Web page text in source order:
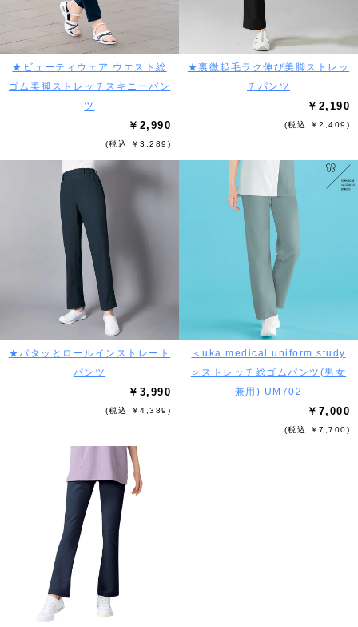
★ビューティウェア ウエスト総
ゴム美脚ストレッチスキニーパン
ツ
￥2,990
(税込 ￥3,289)
★裏微起毛ラク伸び美脚ストレッ
チパンツ
￥2,190
(税込 ￥2,409)
★パタッとロールインストレート
パンツ
￥3,990
(税込 ￥4,389)
＜uka medical uniform study
＞ストレッチ総ゴムパンツ(男女
兼用) UM702
￥7,000
(税込 ￥7,700)